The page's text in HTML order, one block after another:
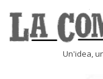
content
Un'idea,